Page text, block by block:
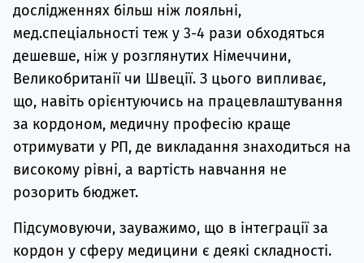
дослідженнях більш ніж лояльні,
мед.спеціальності теж у 3-4 рази обходяться
дешевше, ніж у розглянутих Німеччини,
Великобританії чи Швеції. З цього випливає,
що, навіть орієнтуючись на працевлаштування
за кордоном, медичну професію краще
отримувати у РП, де викладання знаходиться на
високому рівні, а вартість навчання не
розорить бюджет.
Підсумовуючи, зауважимо, що в інтеграції за
кордон у сферу медицини є деякі складності.